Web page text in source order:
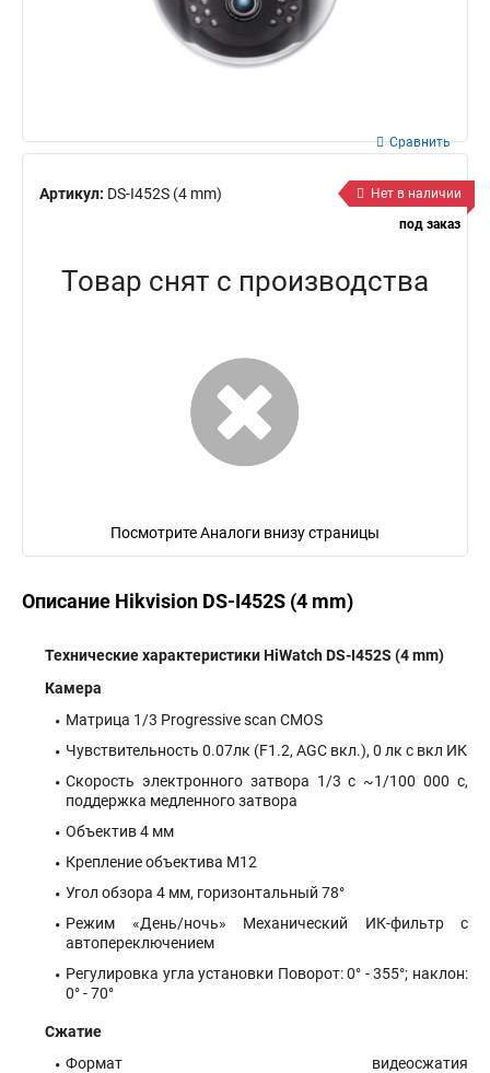
Артикул: DS-I452S (4 mm)
Сравнить
Нет в наличии
под заказ
Товар снят с производства
Посмотрите Аналоги внизу страницы
Описание Hikvision DS-I452S (4 mm)
Технические характеристики HiWatch DS-I452S (4 mm)
Камера
Матрица 1/3 Progressive scan CMOS
Чувствительность 0.07лк (F1.2, AGC вкл.), 0 лк с вкл ИК
Скорость электронного затвора 1/3 с ~1/100 000 с,
поддержка медленного затвора
Объектив 4 мм
Крепление объектива М12
Угол обзора 4 мм, горизонтальный 78°
Режим «День/ночь» Механический ИК-фильтр с
автопереключением
Регулировка угла установки Поворот: 0° - 355°; наклон:
0° - 70°
Сжатие
Формат видеосжатия